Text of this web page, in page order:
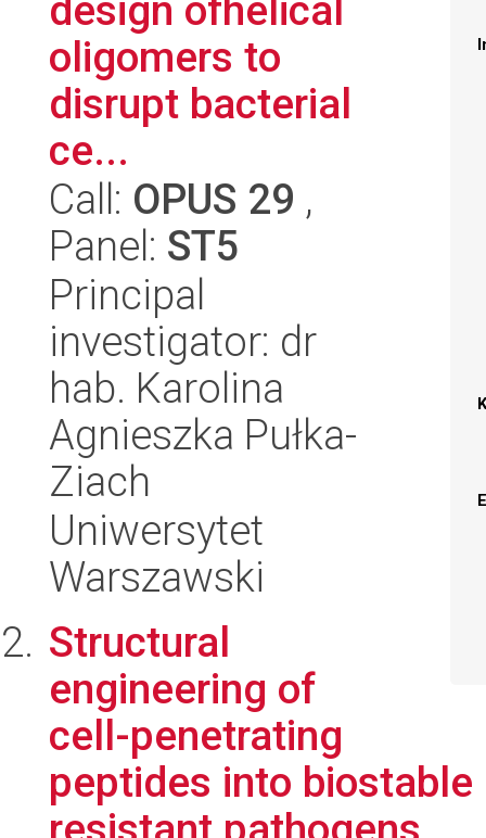
design ofhelical
oligomers to
disrupt bacterial
ce...
Call: OPUS 29 ,
Panel: ST5
Principal
investigator: dr
hab. Karolina
Agnieszka Pułka-
Ziach
Uniwersytet
Warszawski
Structural
engineering of
cell-penetrating
peptides into